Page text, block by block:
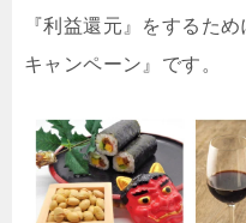
『利益還元』をするた
キャンペーン』です。